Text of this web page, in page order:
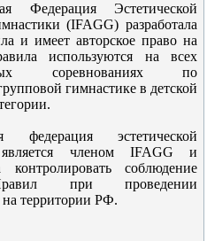
Федерация Эстетической
(IFAGG) разработала
и имеет авторское право на
используются на всех
соревнованиях по
гимнастике в детской
федерация эстетической
является членом IFAGG и
контролировать соблюдение
при проведении
территории РФ.